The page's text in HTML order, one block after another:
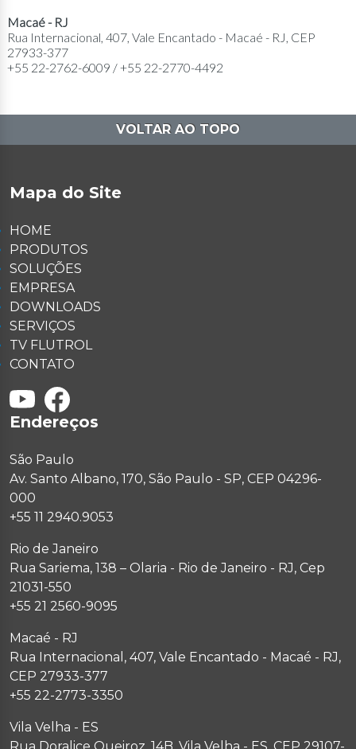
Macaé - RJ
Rua Internacional, 407, Vale Encantado - Macaé - RJ, CEP
27933-377
+55 22-2762-6009 / +55 22-2770-4492
VOLTAR AO TOPO
Mapa do Site
HOME
PRODUTOS
SOLUÇÕES
EMPRESA
DOWNLOADS
SERVIÇOS
TV FLUTROL
CONTATO
Endereços
São Paulo
Av. Santo Albano, 170, São Paulo - SP, CEP 04296-
000
+55 11 2940.9053
Rio de Janeiro
Rua Sariema, 138 – Olaria - Rio de Janeiro - RJ, Cep
21031-550
+55 21 2560-9095
Macaé - RJ
Rua Internacional, 407, Vale Encantado - Macaé - RJ,
CEP 27933-377
+55 22-2773-3350
Vila Velha - ES